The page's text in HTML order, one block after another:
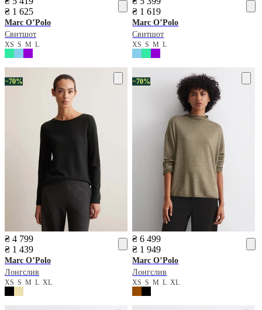
₴ 1 625
Marc O’Polo
Свитшот
XS S M L
₴ 1 619
Marc O’Polo
Свитшот
XSSML
−70%
₴ 4 799
₴ 1 439
Marc O’Polo
Лонгслив
XS S M L XL
−70%
₴ 6 499
₴ 1 949
Marc O’Polo
Лонгслив
XSSMLXL